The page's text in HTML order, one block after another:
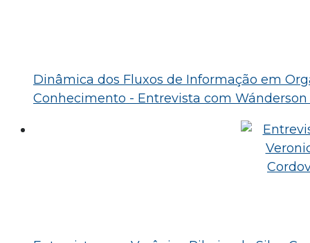
Dinâmica dos Fluxos de Informação em
Conhecimento - Entrevista com Wánderson